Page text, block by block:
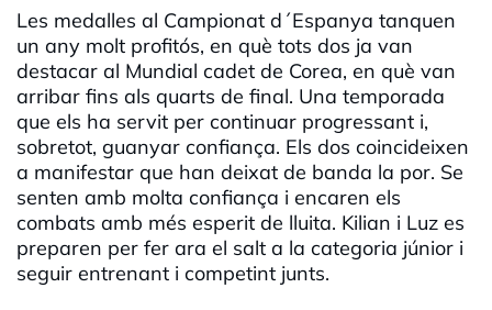
Les medalles al Campionat d´Espanya tanquen
un any molt profitós, en què tots dos ja van
destacar al Mundial cadet de Corea, en què van
arribar fins als quarts de final. Una temporada
que els ha servit per continuar progressant i,
sobretot, guanyar confiança. Els dos coincideixen
a manifestar que han deixat de banda la por. Se
senten amb molta confiança i encaren els
combats amb més esperit de lluita. Kilian i Luz es
preparen per fer ara el salt a la categoria júnior i
seguir entrenant i competint junts.